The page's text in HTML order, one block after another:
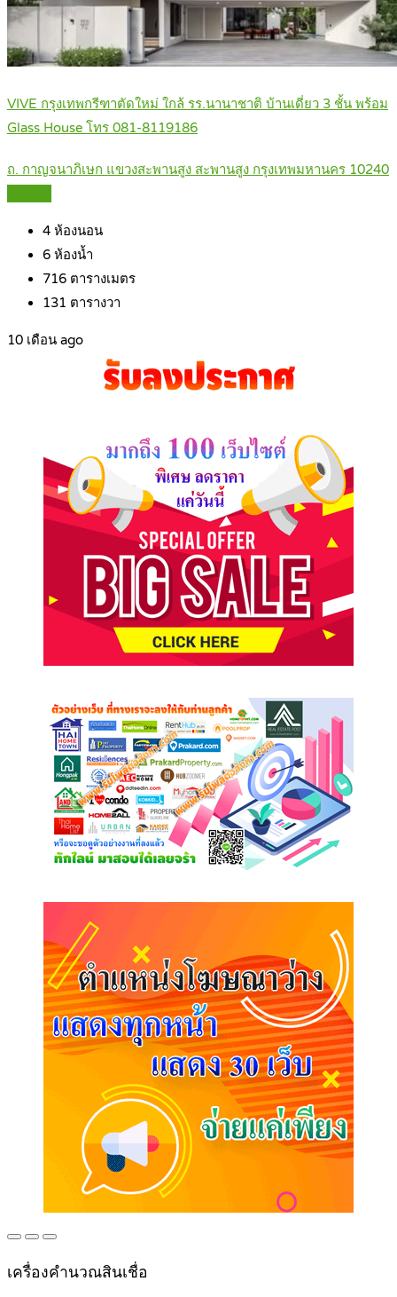
VIVE กรุงเทพกรีฑาตัดใหม่ ใกล้ รร.นานาชาติ บ้านเดี่ยว 3 ชั้น พร้อม
Glass House โทร 081-8119186
ถ. กาญจนาภิเษก แขวงสะพานสูง สะพานสูง กรุงเทพมหานคร 10240
4 ห้องนอน
6 ห้องน้ำ
716 ตารางเมตร
131 ตารางวา
10 เดือน ago
เครื่องคำนวณสินเชื่อ